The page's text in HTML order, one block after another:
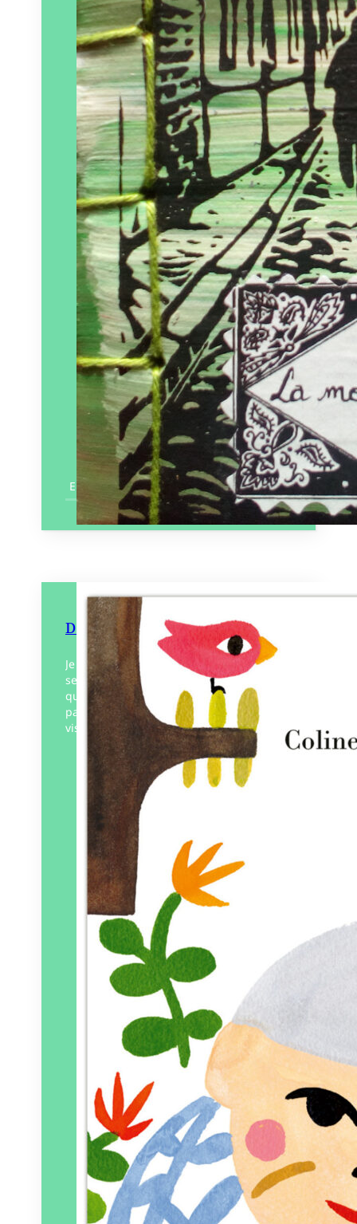
En savoir plus
Doris
Je pétille. Je souris aux autres, c’est mon
secret. J’écoute leurs histoires, je
questionne sans interroger. Le monde me
parvient à travers mon poste de radio. Je
vis…
Éditeur :
MeMo
Paru le31/05/2024